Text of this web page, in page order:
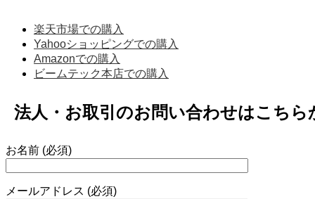
楽天市場での購入
Yahooショッピングでの購入
Amazonでの購入
ビームテック本店での購入
法人・お取引のお問い合わせはこちら
お名前 (必須)
メールアドレス (必須)